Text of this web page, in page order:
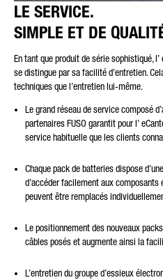
LE SERVICE.
SIMPLE ET DE
En tant que produit de série sophistiqué,
se distingue par sa facilité d’entretien.
techniques que l’entretien lui-même.
Le grand réseau de service composé
partenaires FUSO garantit pour l’
service habituelle que les clients
Chaque pack de batteries dispose
d’accéder facilement aux
peuvent être remplacés
Le positionnement des nouveaux
câbles posés et augmente ainsi la
L’entretien du groupe d’essieux